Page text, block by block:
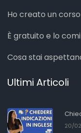
Ho creato un
È gratuito e lo
Cosa stai
Ultimi Articoli
20/